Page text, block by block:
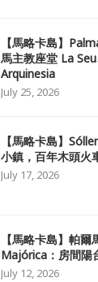
【馬略卡島】
馬主教座堂 La
Arquinesia
July 25, 2026
【馬略卡島】
小鎮，百年木頭火
July 17, 2026
【馬略卡島】帕
Majórica：房間陽
July 12, 2026